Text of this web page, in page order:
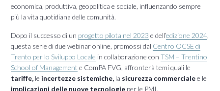
economica, produttiva, geopolitica e sociale, influenzando sempre
più la vita quotidiana delle comunità.
Dopo il successo di un progetto pilota nel 2023 e dell’edizione 2024
questa serie di due webinar online, promossi dal Centro OCSE di
Trento per lo Sviluppo Locale in collaborazione conTSM – Trentino
School of Management e ComPA FVG, affronterà temi quali le
tariffe, le incertezze sistemiche, la sicurezza commercialee le
implicazioni delle nuove tecnologie per le PMI.